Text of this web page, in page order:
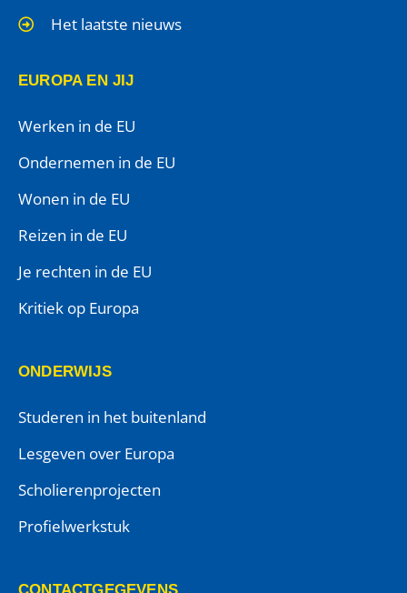
Het laatste nieuws
EUROPA EN JIJ
Werken in de EU
Ondernemen in de EU
Wonen in de EU
Reizen in de EU
Je rechten in de EU
Kritiek op Europa
ONDERWIJS
Studeren in het buitenland
Lesgeven over Europa
Scholierenprojecten
Profielwerkstuk